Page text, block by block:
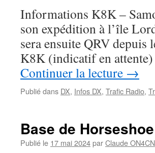
Informations K8K –
son expédition à l’île
sera ensuite QRV depuis
K8K (indicatif en
Continuer la lecture →
Publié dans DX, Infos DX, Trafic Radio,
Base de
Publié le 17 mai 2024parClaude ON4CN